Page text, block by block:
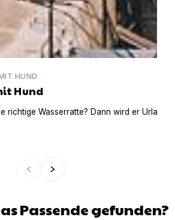
HUND
Hund
richtige Wasserratte? Dann wird er
Passende gefunden?